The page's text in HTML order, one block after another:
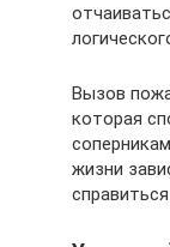
Вызов
которая
жизни